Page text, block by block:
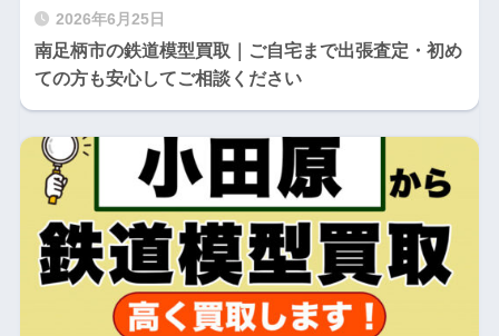
2026年6月25日
南足柄市の鉄道模型買取｜ご自宅まで出張査定・初め
ての方も安心してご相談ください